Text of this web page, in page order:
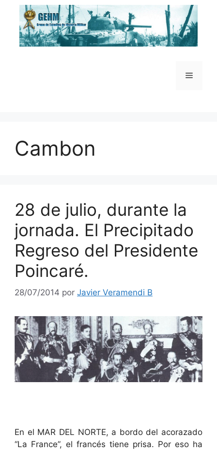
Saltar
contenido
Menú
Cambon
28 de julio, durante la
jornada. El Precipitado
Regreso del Presidente
Poincaré.
28/07/2014 por Javier Veramendi B
En el MAR DEL NORTE, a bordo del acorazado
“La France”, el francés tiene prisa. Por eso ha